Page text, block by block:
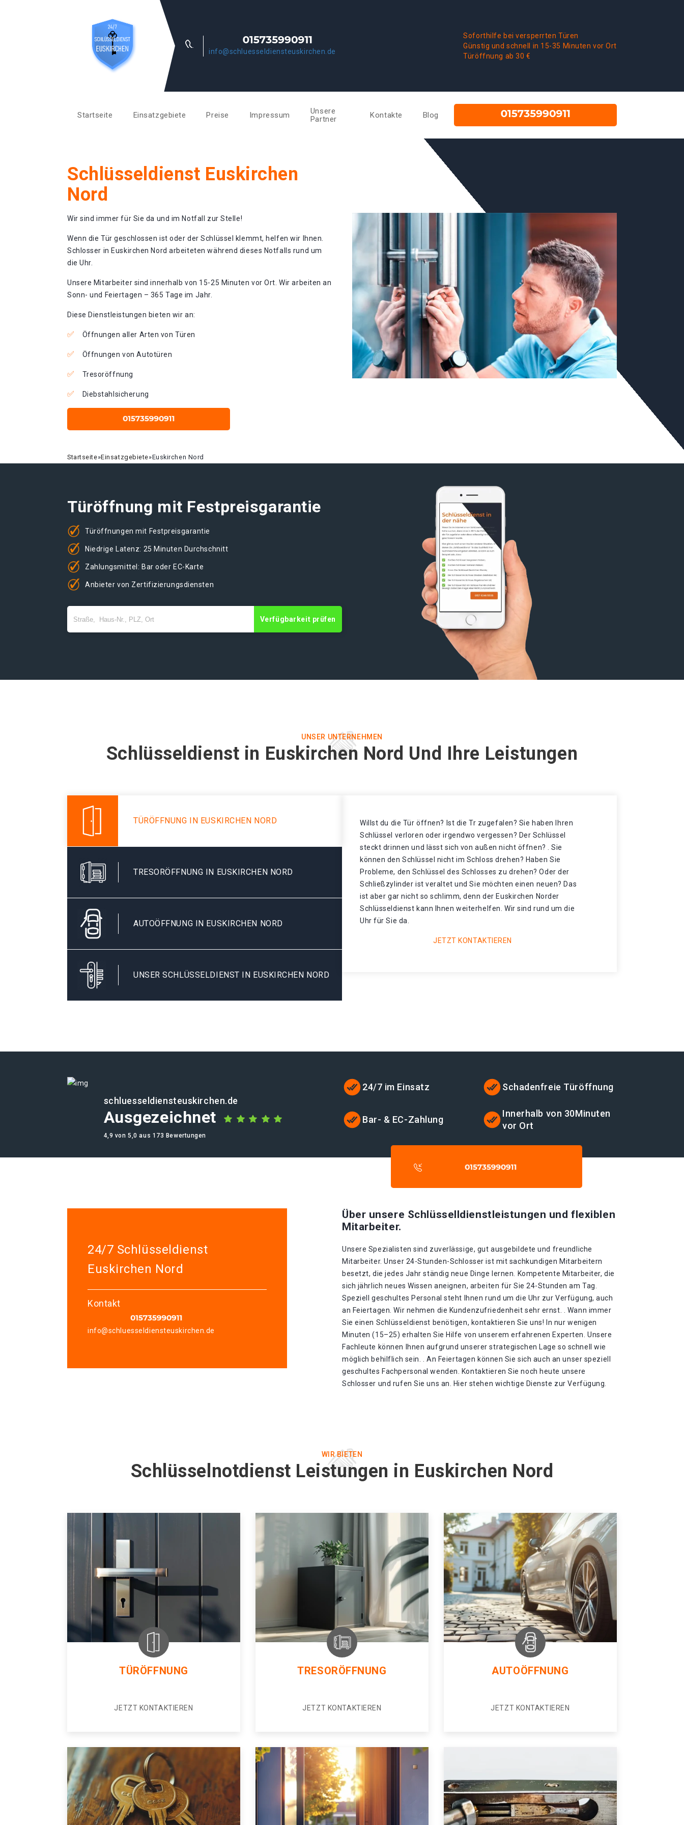
info@schluesseldiensteuskirchen.de
Soforthilfe bei versperrten Türen
Günstig und schnell in 15-35 Minuten vor Ort
Türöffnung ab 30 €
Startseite Einsatzgebiete Preise Impressum
Unsere
Partner
Kontakte Blog
Schlüsseldienst Euskirchen
Nord
Wir sind immer für Sie da und im Notfall zur Stelle!
Wenn die Tür geschlossen ist oder der Schlüssel klemmt, helfen wir Ihnen.
Schlosser in Euskirchen Nord arbeiteten während dieses Notfalls rund um
die Uhr.
Unsere Mitarbeiter sind innerhalb von 15-25 Minuten vor Ort. Wir arbeiten an
Sonn- und Feiertagen – 365 Tage im Jahr.
Diese Dienstleistungen bieten wir an:
Öffnungen aller Arten von Türen
Öffnungen von Autotüren
Tresoröffnung
Diebstahlsicherung
Startseite»Einsatzgebiete»Euskirchen Nord
Türöffnung mit Festpreisgarantie
Türöffnungen mit Festpreisgarantie
Niedrige Latenz: 25 Minuten Durchschnitt
Zahlungsmittel: Bar oder EC-Karte
Anbieter von Zertifizierungsdiensten
Verfügbarkeit prüfen
UNSER UNTERNEHMEN
Schlüsseldienst in Euskirchen Nord Und Ihre Leistungen
TÜRÖFFNUNG IN EUSKIRCHEN NORD
TRESORÖFFNUNG IN EUSKIRCHEN NORD
AUTOÖFFNUNG IN EUSKIRCHEN NORD
UNSER SCHLÜSSELDIENST IN EUSKIRCHEN NORD
Willst du die Tür öffnen? Ist die Tr zugefalen? Sie haben Ihren
Schlüssel verloren oder irgendwo vergessen? Der Schlüssel
steckt drinnen und lässt sich von außen nicht öffnen? . Sie
können den Schlüssel nicht im Schloss drehen? Haben Sie
Probleme, den Schlüssel des Schlosses zu drehen? Oder der
Schließzylinder ist veraltet und Sie möchten einen neuen? Das
ist aber gar nicht so schlimm, denn der Euskirchen Norder
Schlüsseldienst kann Ihnen weiterhelfen. Wir sind rund um die
Uhr für Sie da.
JETZT KONTAKTIEREN
schluesseldiensteuskirchen.de
Ausgezeichnet
4,9 von 5,0 aus 173 Bewertungen
24/7 im Einsatz Schadenfreie Türöffnung
Bar- & EC-Zahlung
Innerhalb von 30Minuten
vor Ort
24/7 Schlüsseldienst
Euskirchen Nord
Kontakt
info@schluesseldiensteuskirchen.de
Über unsere Schlüsselldienstleistungen und flexiblen
Mitarbeiter.
Unsere Spezialisten sind zuverlässige, gut ausgebildete und freundliche
Mitarbeiter. Unser 24-Stunden-Schlosser ist mit sachkundigen Mitarbeitern
besetzt, die jedes Jahr ständig neue Dinge lernen. Kompetente Mitarbeiter, die
sich jährlich neues Wissen aneignen, arbeiten für Sie 24-Stunden am Tag.
Speziell geschultes Personal steht Ihnen rund um die Uhr zur Verfügung, auch
an Feiertagen. Wir nehmen die Kundenzufriedenheit sehr ernst. . Wann immer
Sie einen Schlüsseldienst benötigen, kontaktieren Sie uns! In nur wenigen
Minuten (15–25) erhalten Sie Hilfe von unserem erfahrenen Experten. Unsere
Fachleute können Ihnen aufgrund unserer strategischen Lage so schnell wie
möglich behilflich sein. . An Feiertagen können Sie sich auch an unser speziell
geschultes Fachpersonal wenden. Kontaktieren Sie noch heute unsere
Schlosser und rufen Sie uns an. Hier stehen wichtige Dienste zur Verfügung.
WIR BIETEN
Schlüsselnotdienst Leistungen in Euskirchen Nord
TÜRÖFFNUNG
JETZT KONTAKTIEREN
TRESORÖFFNUNG
JETZT KONTAKTIEREN
AUTOÖFFNUNG
JETZT KONTAKTIEREN